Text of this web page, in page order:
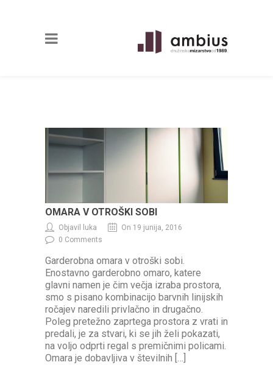
OMARA V OTROŠKI SOBI
Objavil luka
On 19 junija, 2016
0 Comments
Garderobna omara v otroški sobi.
Enostavno garderobno omaro, katere
glavni namen je čim večja izraba prostora,
smo s pisano kombinacijo barvnih linijskih
ročajev naredili privlačno in drugačno.
Poleg pretežno zaprtega prostora z vrati in
predali, je za stvari, ki se jih želi pokazati,
na voljo odprti regal s premičnimi policami.
Omara je dobavljiva v številnih […]